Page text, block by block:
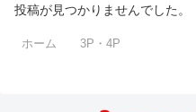
投稿が見つかりませんでした。
ホーム 3P・4P